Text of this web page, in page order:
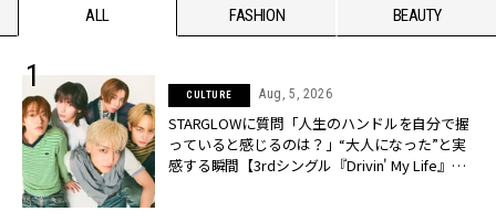
ALL FASHION BEAUTY
CULTURE Aug, 5, 2026
STARGLOWに質問「人生のハンドルを自分で握
っていると感じるのは？」“大️人になった”と実
感する瞬間【3rdシングル『Drivin' My Life』発